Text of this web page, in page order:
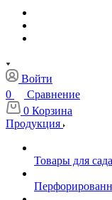
Войти
0
Сравнение
0 Корзина
Продукция
Товары для сада